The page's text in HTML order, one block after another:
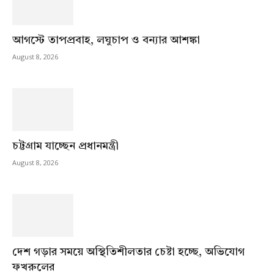
আগস্টে তাপপ্রবাহ, লঘুচাপ ও বন্যার আশঙ্কা
August 8, 2026
চট্টগ্রাম যাচ্ছেন প্রধানমন্ত্রী
August 8, 2026
দেশ গড়ার সময়ে অস্থিতিশীলতার চেষ্টা হচ্ছে, অভিযোগ
ফখরুলের